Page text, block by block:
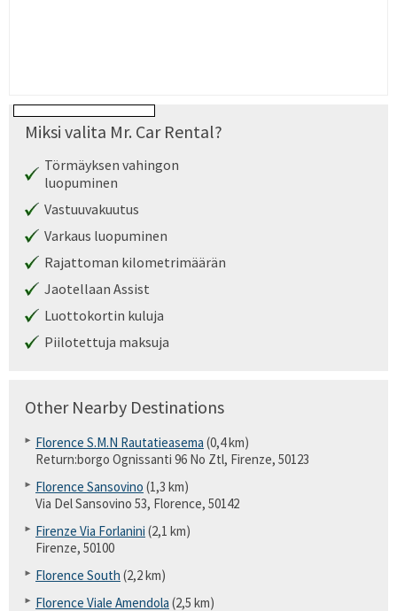
Miksi valita Mr. Car Rental?
Törmäyksen vahingon
luopuminen
Vastuuvakuutus
Varkaus luopuminen
Rajattoman kilometrimäärän
Jaotellaan Assist
Luottokortin kuluja
Piilotettuja maksuja
Other Nearby Destinations
Florence S.M.N Rautatieasema (0,4 km)
Return:borgo Ognissanti 96 No Ztl, Firenze, 50123
Florence Sansovino (1,3 km)
Via Del Sansovino 53, Florence, 50142
Firenze Via Forlanini (2,1 km)
Firenze, 50100
Florence South (2,2 km)
Florence Viale Amendola (2,5 km)